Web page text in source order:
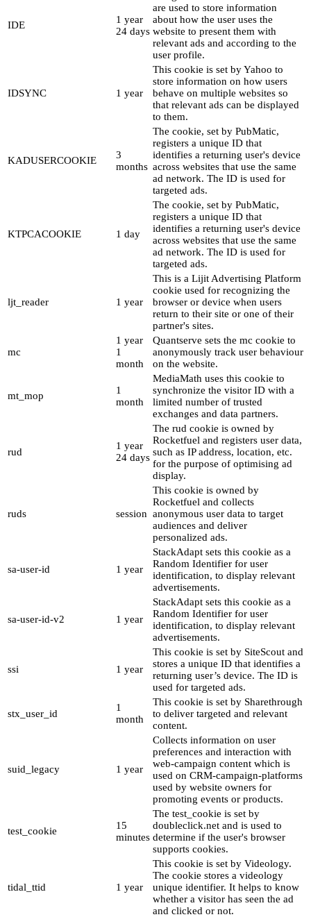
IDE
1 year
24 days
are used to store information
about how the user uses the
website to present them with
relevant ads and according to the
user profile.
IDSYNC 1 year
This cookie is set by Yahoo to
store information on how users
behave on multiple websites so
that relevant ads can be displayed
to them.
KADUSERCOOKIE
3
months
The cookie, set by PubMatic,
registers a unique ID that
identifies a returning user's device
across websites that use the same
ad network. The ID is used for
targeted ads.
KTPCACOOKIE 1 day
The cookie, set by PubMatic,
registers a unique ID that
identifies a returning user's device
across websites that use the same
ad network. The ID is used for
targeted ads.
ljt_reader 1 year
This is a Lijit Advertising Platform
cookie used for recognizing the
browser or device when users
return to their site or one of their
partner's sites.
mc
1 year
1
month
Quantserve sets the mc cookie to
anonymously track user behaviour
on the website.
mt_mop
1
month
MediaMath uses this cookie to
synchronize the visitor ID with a
limited number of trusted
exchanges and data partners.
rud
1 year
24 days
The rud cookie is owned by
Rocketfuel and registers user data,
such as IP address, location, etc.
for the purpose of optimising ad
display.
ruds session
This cookie is owned by
Rocketfuel and collects
anonymous user data to target
audiences and deliver
personalized ads.
sa-user-id 1 year
StackAdapt sets this cookie as a
Random Identifier for user
identification, to display relevant
advertisements.
sa-user-id-v2 1 year
StackAdapt sets this cookie as a
Random Identifier for user
identification, to display relevant
advertisements.
ssi 1 year
This cookie is set by SiteScout and
stores a unique ID that identifies a
returning user’s device. The ID is
used for targeted ads.
stx_user_id
1
month
This cookie is set by Sharethrough
to deliver targeted and relevant
content.
suid_legacy 1 year
Collects information on user
preferences and interaction with
web-campaign content which is
used on CRM-campaign-platforms
used by website owners for
promoting events or products.
test_cookie
15
minutes
The test_cookie is set by
doubleclick.net and is used to
determine if the user's browser
supports cookies.
tidal_ttid 1 year
This cookie is set by Videology.
The cookie stores a videology
unique identifier. It helps to know
whether a visitor has seen the ad
and clicked or not.